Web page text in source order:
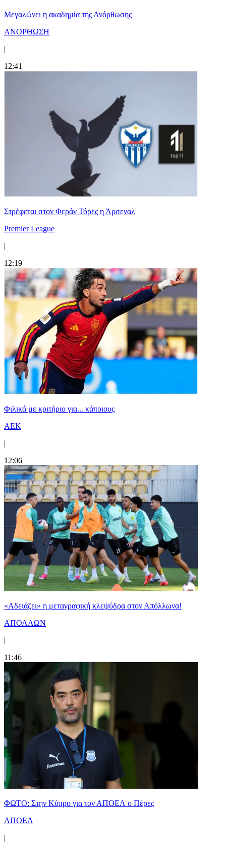
Μεγαλώνει η ακαδημία της Ανόρθωσης
ΑΝΟΡΘΩΣΗ
|
12:41
Στρέφεται στον Φεράν Τόρες η Άρσεναλ
Premier League
|
12:19
Φιλικά με κριτήριο για... κάποιους
ΑΕΚ
|
12:06
«Αδειάζει» η μεταγραφική κλεψύδρα στον Απόλλωνα!
ΑΠΟΛΛΩΝ
|
11:46
ΦΩΤΟ: Στην Κύπρο για τον ΑΠΟΕΛ ο Πέρες
ΑΠΟΕΛ
|